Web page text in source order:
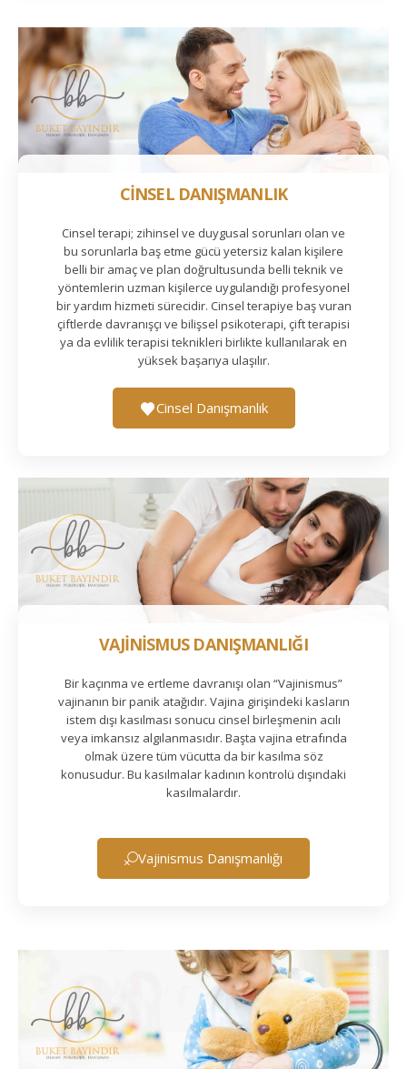
CİNSEL DANIŞMANLIK
Cinsel terapi; zihinsel ve duygusal sorunları olan ve
bu sorunlarla baş etme gücü yetersiz kalan kişilere
belli bir amaç ve plan doğrultusunda belli teknik ve
yöntemlerin uzman kişilerce uygulandığı profesyonel
bir yardım hizmeti sürecidir. Cinsel terapiye baş vuran
çiftlerde davranışçı ve bilişsel psikoterapi, çift terapisi
ya da evlilik terapisi teknikleri birlikte kullanılarak en
yüksek başarıya ulaşılır.
Cinsel Danışmanlık
VAJİNİSMUS DANIŞMANLIĞI
Bir kaçınma ve ertleme davranışı olan “Vajinismus”
vajinanın bir panik atağıdır. Vajina girişindeki kasların
istem dışı kasılması sonucu cinsel birleşmenin acılı
veya imkansız algılanmasıdır. Başta vajina etrafında
olmak üzere tüm vücutta da bir kasılma söz
konusudur. Bu kasılmalar kadının kontrolü dışındaki
kasılmalardır.
Vajinismus Danışmanlığı